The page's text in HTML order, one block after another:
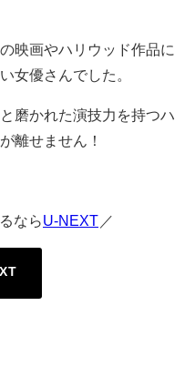
映画やハリウッド作品に
女優さんでした。
磨かれた演技力を持つハ
離せません！
ならU-NEXT ／